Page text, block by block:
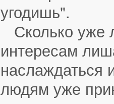
угодишь".
Сколько уже
интересам
наслаждаться
людям уже